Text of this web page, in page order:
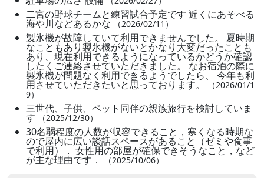
二宮の野球チームと練習試合予定です 近くにあそべる
海や川などあるかな （2026/02/11）
製氷機が故障していて利用できませんでした。 夏時期
なこともあり製氷機がないとかなり大変だったことも
あり、現在利用できるようになっているかどうか確認
したくご連絡させていただきました。 なお宿泊の際に
製氷機が問題なく利用できるようでしたら、 今年も利
用させていただきたいと思っております。
（2026/01/1
9）
三世代、子供、ペット同伴の親族旅行を検討していま
す （2025/12/30）
30名弱程度の人数が収容できること，寒くなる時期な
ので屋内に広い談話スペースがあること（ゼミや食事
で利用）． 女性用の部屋が確保できそうなこと，など
が主な理由です． （2025/10/06）